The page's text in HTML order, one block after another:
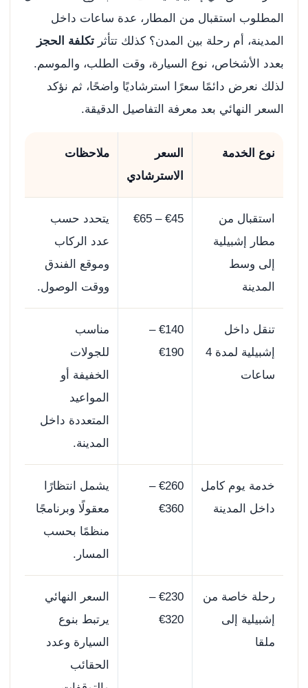
المطلوب استقبال من المطار، عدة ساعات داخل
المدينة، أم رحلة بين المدن؟ كذلك تتأثر تكلفة الحجز
بعدد الأشخاص، نوع السيارة، وقت الطلب، والموسم.
لذلك نعرض دائمًا سعرًا استرشاديًا واضحًا، ثم نؤكد
السعر النهائي بعد معرفة التفاصيل الدقيقة.
نوع الخدمة
السعر
الاسترشادي
ملاحظات
استقبال من
مطار إشبيلية
إلى وسط
المدينة
€45 – €65
يتحدد حسب
عدد الركاب
وموقع الفندق
ووقت الوصول.
تنقل داخل
إشبيلية لمدة 4
ساعات
€140 –
€190
مناسب
للجولات
الخفيفة أو
المواعيد
المتعددة داخل
المدينة.
خدمة يوم كامل
داخل المدينة
€260 –
€360
يشمل انتظارًا
معقولًا وبرنامجًا
منظمًا بحسب
المسار.
رحلة خاصة من
إشبيلية إلى
ملقا
€230 –
€320
السعر النهائي
يرتبط بنوع
السيارة وعدد
الحقائب